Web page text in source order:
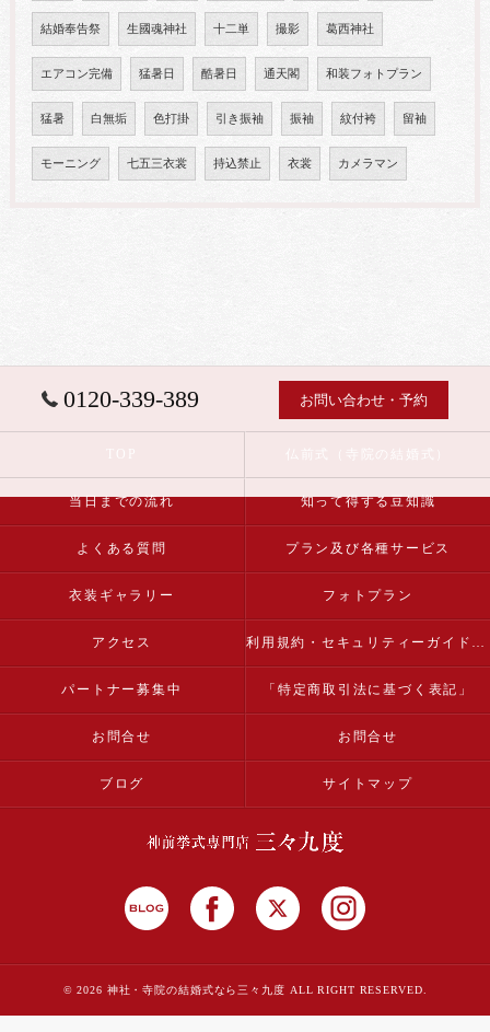
結婚奉告祭 生國魂神社 十二単 撮影 葛西神社
エアコン完備 猛暑日 酷暑日 通天閣 和装フォトプラン
猛暑 白無垢 色打掛 引き振袖 振袖 紋付袴 留袖
モーニング 七五三衣裳 持込禁止 衣裳 カメラマン
0120-339-389 お問い合わせ・予約
当日までの流れ 知って得する豆知識
よくある質問 プラン及び各種サービス
衣装ギャラリー フォトプラン
アクセス 利用規約・セキュリティーガイドライン
パートナー募集中 「特定商取引法に基づく表記」
お問合せ お問合せ
ブログ サイトマップ
© 2026 神社・寺院の結婚式なら三々九度 ALL RIGHT RESERVED.